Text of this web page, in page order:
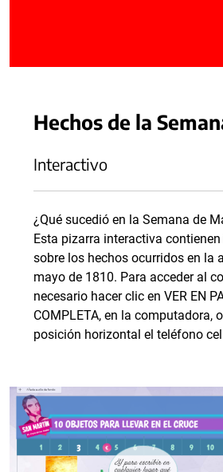
Hechos de la
Interactivo
¿Qué sucedió en la Semana de
Esta pizarra interactiva
sobre los hechos ocurridos en la
mayo de 1810. Para acceder al
necesario hacer clic en VER EN
COMPLETA, en la computadora,
posición horizontal el teléfono